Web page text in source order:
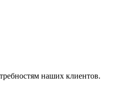
наших клиентов.